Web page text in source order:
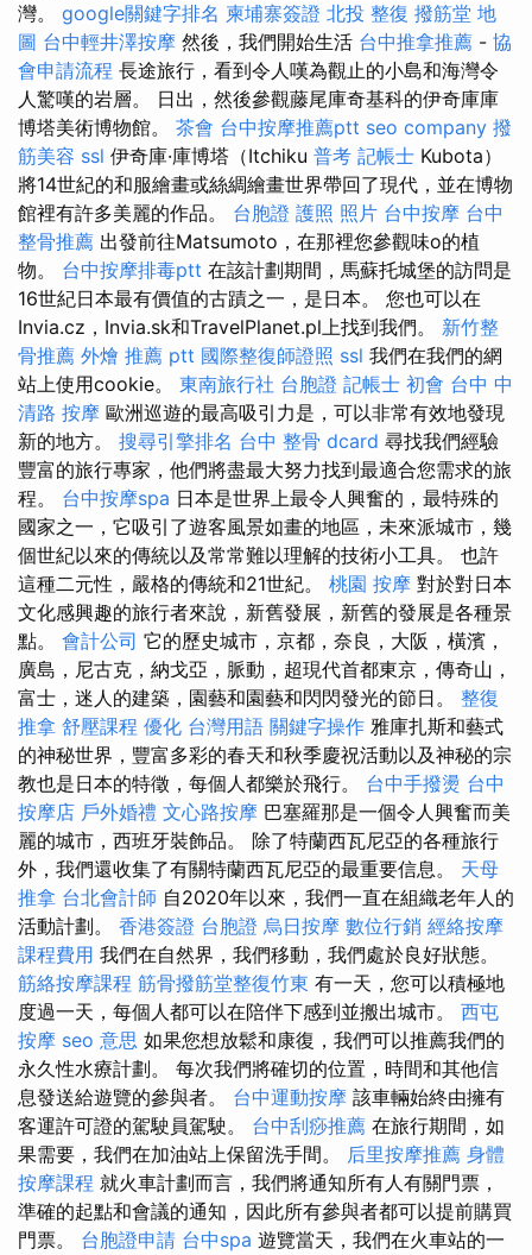
灣。 google關鍵字排名 柬埔寨簽證 北投 整復 撥筋堂 地
圖 台中輕井澤按摩 然後，我們開始生活 台中推拿推薦 - 協
會申請流程 長途旅行，看到令人嘆為觀止的小島和海灣令
人驚嘆的岩層。 日出，然後參觀藤尾庫奇基科的伊奇庫庫
博塔美術博物館。 茶會 台中按摩推薦ptt seo company 撥
筋美容 ssl 伊奇庫·庫博塔（Itchiku 普考 記帳士 Kubota）
將14世紀的和服繪畫或絲綢繪畫世界帶回了現代，並在博物
館裡有許多美麗的作品。 台胞證 護照 照片 台中按摩 台中
整骨推薦 出發前往Matsumoto，在那裡您參觀味o的植
物。 台中按摩排毒ptt 在該計劃期間，馬蘇托城堡的訪問是
16世紀日本最有價值的古蹟之一，是日本。 您也可以在
Invia.cz，Invia.sk和TravelPlanet.pl上找到我們。 新竹整
骨推薦 外燴 推薦 ptt 國際整復師證照 ssl 我們在我們的網
站上使用cookie。 東南旅行社 台胞證 記帳士 初會 台中 中
清路 按摩 歐洲巡遊的最高吸引力是，可以非常有效地發現
新的地方。 搜尋引擎排名 台中 整骨 dcard 尋找我們經驗
豐富的旅行專家，他們將盡最大努力找到最適合您需求的旅
程。 台中按摩spa 日本是世界上最令人興奮的，最特殊的
國家之一，它吸引了遊客風景如畫的地區，未來派城市，幾
個世紀以來的傳統以及常常難以理解的技術小工具。 也許
這種二元性，嚴格的傳統和21世紀。 桃園 按摩 對於對日本
文化感興趣的旅行者來說，新舊發展，新舊的發展是各種景
點。 會計公司 它的歷史城市，京都，奈良，大阪，橫濱，
廣島，尼古克，納戈亞，脈動，超現代首都東京，傳奇山，
富士，迷人的建築，園藝和園藝和閃閃發光的節日。 整復
推拿 舒壓課程 優化 台灣用語 關鍵字操作 雅庫扎斯和藝式
的神秘世界，豐富多彩的春天和秋季慶祝活動以及神秘的宗
教也是日本的特徵，每個人都樂於飛行。 台中手撥燙 台中
按摩店 戶外婚禮 文心路按摩 巴塞羅那是一個令人興奮而美
麗的城市，西班牙裝飾品。 除了特蘭西瓦尼亞的各種旅行
外，我們還收集了有關特蘭西瓦尼亞的最重要信息。 天母
推拿 台北會計師 自2020年以來，我們一直在組織老年人的
活動計劃。 香港簽證 台胞證 烏日按摩 數位行銷 經絡按摩
課程費用 我們在自然界，我們移動，我們處於良好狀態。
筋絡按摩課程 筋骨撥筋堂整復竹東 有一天，您可以積極地
度過一天，每個人都可以在陪伴下感到並搬出城市。 西屯
按摩 seo 意思 如果您想放鬆和康復，我們可以推薦我們的
永久性水療計劃。 每次我們將確切的位置，時間和其他信
息發送給遊覽的參與者。 台中運動按摩 該車輛始終由擁有
客運許可證的駕駛員駕駛。 台中刮痧推薦 在旅行期間，如
果需要，我們在加油站上保留洗手間。 后里按摩推薦 身體
按摩課程 就火車計劃而言，我們將通知所有人有關門票，
準確的起點和會議的通知，因此所有參與者都可以提前購買
門票。 台胞證申請 台中spa 遊覽當天，我們在火車站的一